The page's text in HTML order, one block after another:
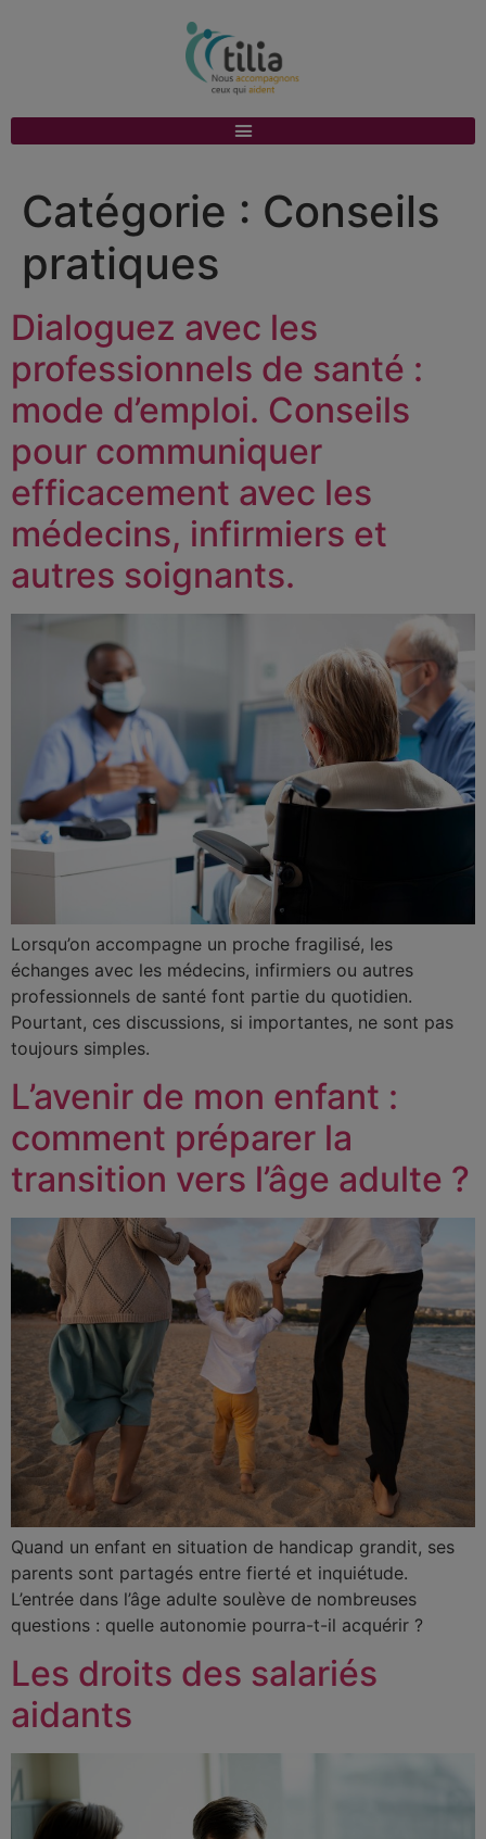
Catégorie : Conseils
pratiques
Dialoguez avec les
professionnels de santé :
mode d’emploi. Conseils
pour communiquer
efficacement avec les
médecins, infirmiers et
autres soignants.
Lorsqu’on accompagne un proche fragilisé, les
échanges avec les médecins, infirmiers ou autres
professionnels de santé font partie du quotidien.
Pourtant, ces discussions, si importantes, ne sont pas
toujours simples.
L’avenir de mon enfant :
comment préparer la
transition vers l’âge adulte ?
Quand un enfant en situation de handicap grandit, ses
parents sont partagés entre fierté et inquiétude.
L’entrée dans l’âge adulte soulève de nombreuses
questions : quelle autonomie pourra-t-il acquérir ?
Les droits des salariés
aidants